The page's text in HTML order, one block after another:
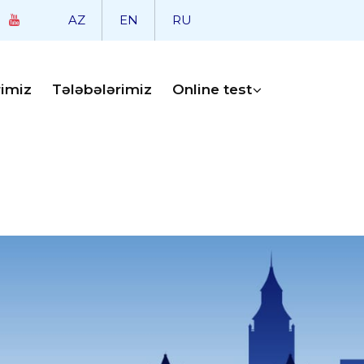
AZ EN RU
Tələbələrimiz Online test